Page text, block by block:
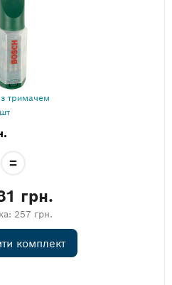
з тримачем
грн.
257 грн.
комплект